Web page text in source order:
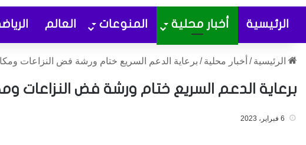
الرئيسية أخبار محلية المنوعات العالم
الرئيسية / أخبار محلية / برعاية الدعم السريع ختام ورشة فض النزاعات
برعاية الدعم السريع ختام ورشة فض النزاعات
6 فبراير، 2023